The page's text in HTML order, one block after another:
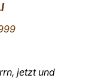
jetzt und